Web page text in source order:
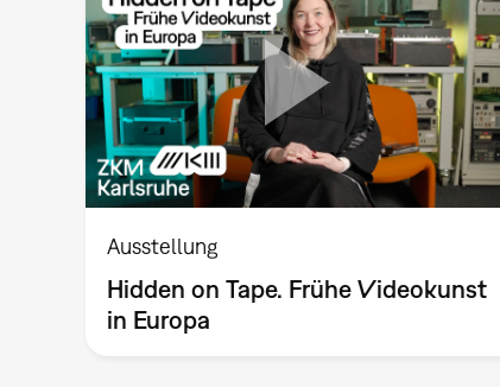
Ausstellung
Hidden on Tape. Frühe Videokunst
in Europa